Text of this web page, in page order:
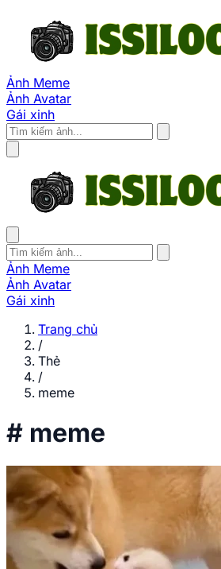
Ảnh Meme
Ảnh Avatar
Gái xinh
Ảnh Meme
Ảnh Avatar
Gái xinh
Trang chủ
/
Thẻ
/
meme
# meme